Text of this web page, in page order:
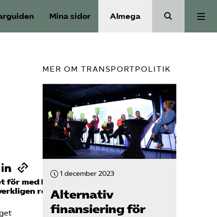
Mina sidor Almega
Reformagenda för järnvägen
Våra frågor
Aktiviteter
MER OM TRANSPORTPOLITIK
1 december 2023
Alternativ
finansiering för
med bilen samt väljer tåget framför
redo att hoppa på trenden?